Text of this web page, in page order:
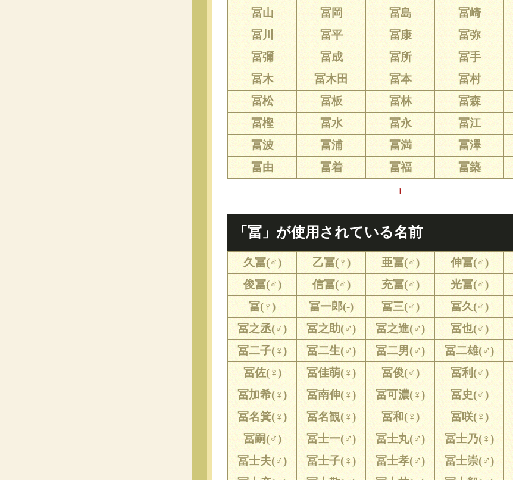
冨山
冨岡 冨島 冨崎
冨川
冨平 冨康 冨弥
冨彌
冨成 冨所 冨手
冨木
冨木田 冨本 冨村
冨松
冨板 冨林 冨森
冨樫
冨水 冨永 冨江
冨波
冨浦 冨満 冨澤
冨由
冨着 冨福 冨築
1
「冨」が使用されている名前
久冨(♂) 乙冨(♀) 亜冨(♂) 伸冨(♂)
俊冨(♂)
信冨(♂) 充冨(♂) 光冨(♂)
冨(♀)
冨一郎(-) 冨三(♂) 冨久(♂)
冨之丞(♂)
冨之助(♂) 冨之進(♂) 冨也(♂)
冨二子(♀)
冨二生(♂) 冨二男(♂) 冨二雄(♂)
冨佐(♀)
冨佳萌(♀) 冨俊(♂) 冨利(♂)
冨加希(♀)
冨南伸(♀) 冨可濃(♀) 冨史(♂)
冨名箕(♀)
冨名観(♀) 冨和(♀) 冨咲(♀)
冨嗣(♂)
冨士一(♂) 冨士丸(♂) 冨士乃(♀)
冨士夫(♂)
冨士子(♀) 冨士孝(♂) 冨士崇(♂)